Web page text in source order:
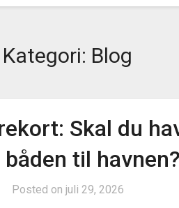
Kategori: Blog
Skal du
til havnen?
Posted on juli 29, 2026